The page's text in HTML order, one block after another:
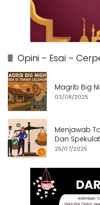
Opini – Esai –
Magrib Big
03/08/2025
Menjawab
Dan
25/07/2025